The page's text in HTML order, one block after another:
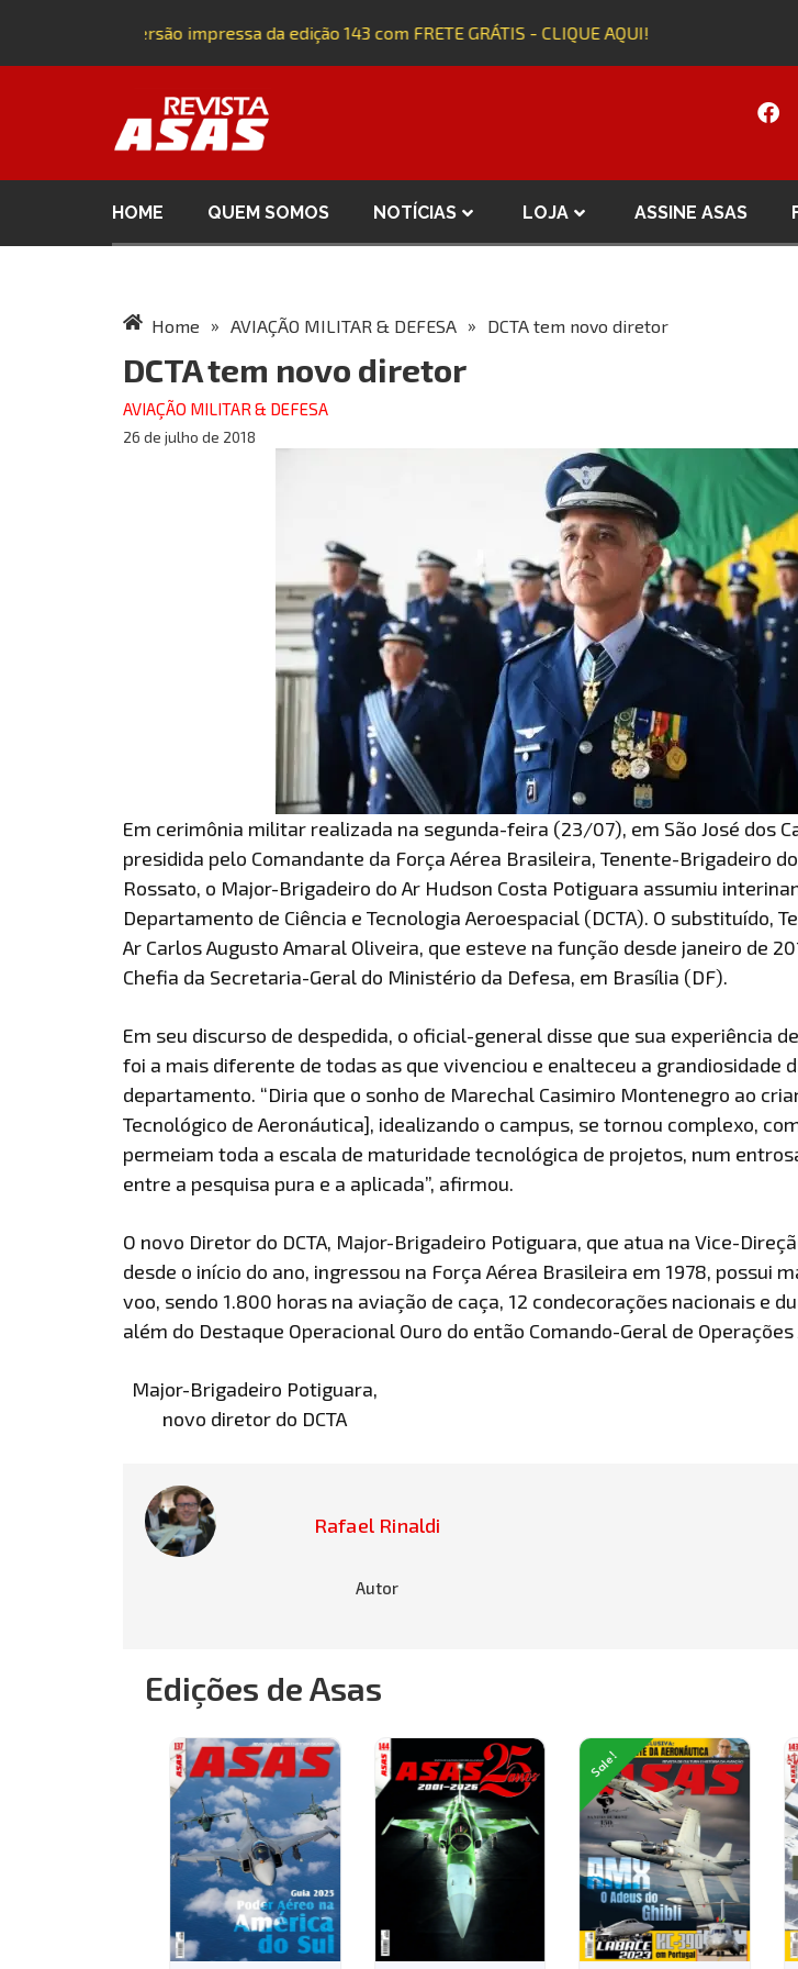
Adquira a versão impressa da edição 143 com FRETE GRÁTIS - CLIQUE AQUI!
HOME QUEM SOMOS NOTÍCIAS LOJA ASSINE ASAS
Home » AVIAÇÃO MILITAR & DEFESA » DCTA tem novo diretor
DCTA tem novo diretor
AVIAÇÃO MILITAR & DEFESA
26 de julho de 2018
Em cerimônia militar realizada na segunda-feira (23/07), em São José dos
presidida pelo Comandante da Força Aérea Brasileira, Tenente-Brigadeiro
Rossato, o Major-Brigadeiro do Ar Hudson Costa Potiguara assumiu
Departamento de Ciência e Tecnologia Aeroespacial (DCTA). O substituído,
Ar Carlos Augusto Amaral Oliveira, que esteve na função desde janeiro de
Chefia da Secretaria-Geral do Ministério da Defesa, em Brasília (DF).
Em seu discurso de despedida, o oficial-general disse que sua experiência
foi a mais diferente de todas as que vivenciou e enalteceu a grandiosidade
departamento. “Diria que o sonho de Marechal Casimiro Montenegro ao
Tecnológico de Aeronáutica], idealizando o campus, se tornou complexo,
permeiam toda a escala de maturidade tecnológica de projetos, num
entre a pesquisa pura e a aplicada”, afirmou.
O novo Diretor do DCTA, Major-Brigadeiro Potiguara, que atua na Vice-
desde o início do ano, ingressou na Força Aérea Brasileira em 1978, possui
voo, sendo 1.800 horas na aviação de caça, 12 condecorações nacionais e
além do Destaque Operacional Ouro do então Comando-Geral de Operações
Major-Brigadeiro Potiguara,
novo diretor do DCTA
Rafael Rinaldi
Autor
Edições de Asas
Sale!